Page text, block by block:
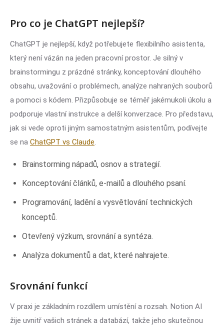
Pro co je ChatGPT nejlepší?
ChatGPT je nejlepší, když potřebujete flexibilního asistenta,
který není vázán na jeden pracovní prostor. Je silný v
brainstormingu z prázdné stránky, konceptování dlouhého
obsahu, uvažování o problémech, analýze nahraných souborů
a pomoci s kódem. Přizpůsobuje se téměř jakémukoli úkolu a
podporuje vlastní instrukce a delší konverzace. Pro představu,
jak si vede oproti jiným samostatným asistentům, podívejte
se na ChatGPT vs Claude.
Brainstorming nápadů, osnov a strategií.
Konceptování článků, e-mailů a dlouhého psaní.
Programování, ladění a vysvětlování technických
konceptů.
Otevřený výzkum, srovnání a syntéza.
Analýza dokumentů a dat, které nahrajete.
Srovnání funkcí
V praxi je základním rozdílem umístění a rozsah. Notion AI
žije uvnitř vašich stránek a databází, takže jeho skutečnou